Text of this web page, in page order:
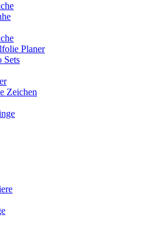
Planer
Sets
Zeichen